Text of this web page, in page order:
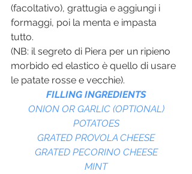
(facoltativo), grattugia e aggiungi i
formaggi, poi la menta e impasta
tutto.
(NB: il segreto di Piera per un ripieno
morbido ed elastico è quello di usare
le patate rosse e vecchie).
FILLING INGREDIENTS
ONION OR GARLIC (OPTIONAL)
POTATOES
GRATED PROVOLA CHEESE
GRATED PECORINO CHEESE
MINT